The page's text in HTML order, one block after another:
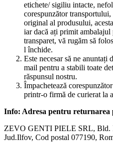
etichete/ sigiliu intacte,
corespunzător
original al produsului,
iar dacă ați primit
transparet, vă rugăm să
l închide.
Este necesar să ne anuntați
mail pentru a stabili toate
răspunsul nostru.
Împachetează
printr-o firmă de curierat la
Info: Adresa pentru returnarea
ZEVO GENTI PIELE SRL, Bld.
Jud.Ilfov, Cod postal 077190,